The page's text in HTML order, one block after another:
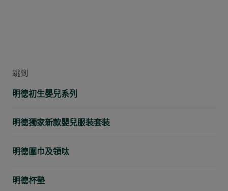
跳到
明德初生嬰兒系列
明德獨家新款嬰兒服裝套裝
明德圍巾及領呔
明德杯墊